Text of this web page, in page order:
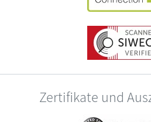
Zertifikate und